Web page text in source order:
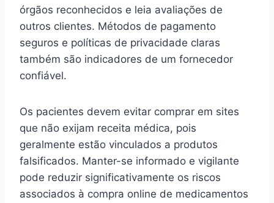
órgãos reconhecidos e leia avaliações de
outros clientes. Métodos de pagamento
seguros e políticas de privacidade claras
também são indicadores de um fornecedor
confiável.
Os pacientes devem evitar comprar em sites
que não exijam receita médica, pois
geralmente estão vinculados a produtos
falsificados. Manter-se informado e vigilante
pode reduzir significativamente os riscos
associados à compra online de medicamentos